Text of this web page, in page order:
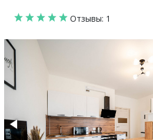
объявление
0
Сравнение
Отзывы: 1